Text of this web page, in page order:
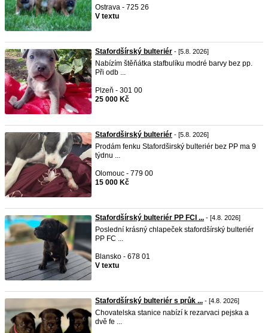
Ostrava - 725 26
V textu
Stafordšírský bulteriér - [5.8. 2026]
Nabízím štěňátka stafbulíku modré barvy bez pp.
Při odb ...
Plzeň - 301 00
25 000 Kč
Stafordširský bulteriér - [5.8. 2026]
Prodám fenku Stafordširský bulteriér bez PP ma 9
týdnu ...
Olomouc - 779 00
15 000 Kč
Stafordšírský bulteriér PP FCI ... - [4.8. 2026]
Poslední krásný chlapeček stafordšírský bulteriér
PP FC ...
Blansko - 678 01
V textu
Stafordšírský bulteriér s průk ... - [4.8. 2026]
Chovatelska stanice nabízí k rezarvaci pejska a
dvě fe ...